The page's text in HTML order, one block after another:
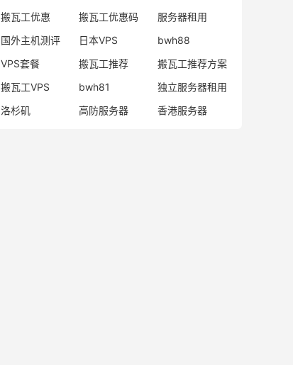
搬瓦工优惠
搬瓦工优惠码
服务器租用
国外主机测评
日本VPS
bwh88
VPS套餐
搬瓦工推荐
搬瓦工推荐方案
搬瓦工VPS
bwh81
独立服务器租用
洛杉矶
高防服务器 香港服务器